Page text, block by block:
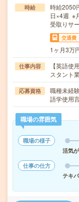
時給
時給2050
日×4週 ※
受取りサ
交通費
1ヶ月3万
仕事内容
【英語使
スタント
応募資格
職種未経
語学使用
職場の雰囲気
職場の様子
活気
仕事の仕方
テキ